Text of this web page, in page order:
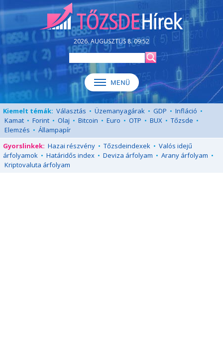
2026. AUGUSZTUS 8. 09:52
Kiemelt témák: Választás • Üzemanyagárak • GDP • Infláció •
Kamat • Forint • Olaj • Bitcoin • Euro • OTP • BUX • Tőzsde •
Elemzés • Állampapír
Gyorslinkek: Hazai részvény • Tőzsdeindexek • Valós idejű
árfolyamok • Határidős index • Deviza árfolyam • Arany árfolyam •
Kriptovaluta árfolyam